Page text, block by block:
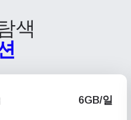
색
6GB/일